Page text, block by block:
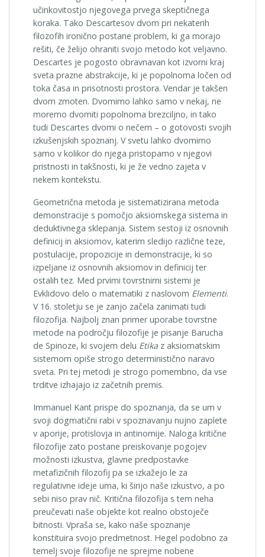
učinkovitostjo njegovega prvega skeptičnega
koraka. Tako Descartesov dvom pri nekaterih
filozofih ironično postane problem, ki ga morajo
rešiti, če želijo ohraniti svojo metodo kot veljavno.
Descartes je pogosto obravnavan kot izvorni kraj
sveta prazne abstrakcije, ki je popolnoma ločen od
toka časa in prisotnosti prostora. Vendar je takšen
dvom zmoten. Dvomimo lahko samo v nekaj, ne
moremo dvomiti popolnoma brezciljno, in tako
tudi Descartes dvomi o nečem – o gotovosti svojih
izkušenjskih spoznanj. V svetu lahko dvomimo
samo v kolikor do njega pristopamo v njegovi
pristnosti in takšnosti, ki je že vedno zajeta v
nekem kontekstu.
Geometrična metoda je sistematizirana metoda
demonstracije s pomočjo aksiomskega sistema in
deduktivnega sklepanja. Sistem sestoji iz osnovnih
definicij in aksiomov, katerim sledijo različne teze,
postulacije, propozicije in demonstracije, ki so
izpeljane iz osnovnih aksiomov in definicij ter
ostalih tez. Med prvimi tovrstnimi sistemi je
Evklidovo delo o matematiki z naslovom Elementi.
V 16. stoletju se je zanjo začela zanimati tudi
filozofija. Najbolj znan primer uporabe tovrstne
metode na področju filozofije je pisanje Barucha
de Spinoze, ki svojem delu Etika z aksiomatskim
sistemom opiše strogo deterministično naravo
sveta. Pri tej metodi je strogo pomembno, da vse
trditve izhajajo iz začetnih premis.
Immanuel Kant prispe do spoznanja, da se um v
svoji dogmatični rabi v spoznavanju nujno zaplete
v aporije, protislovja in antinomije. Naloga kritične
filozofije zato postane preiskovanje pogojev
možnosti izkustva, glavne predpostavke
metafizičnih filozofij pa se izkažejo le za
regulativne ideje uma, ki širijo naše izkustvo, a po
sebi niso prav nič. Kritična filozofija s tem neha
preučevati naše objekte kot realno obstoječe
bitnosti. Vpraša se, kako naše spoznanje
konstituira svojo predmetnost. Hegel podobno za
temelj svoje filozofije ne sprejme nobene